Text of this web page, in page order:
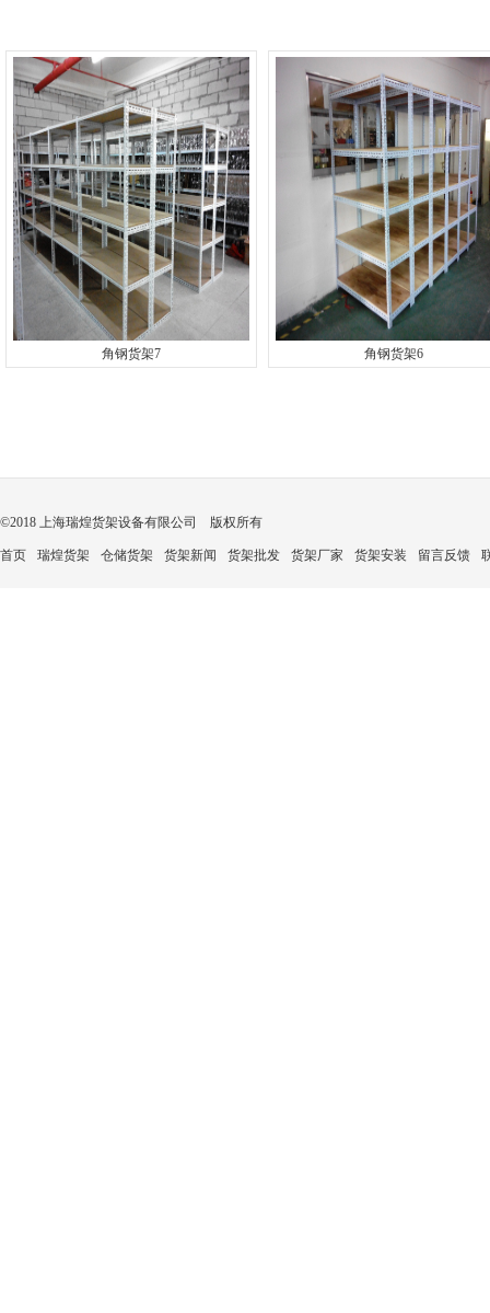
角钢货架7 角钢货架6
©2018 上海瑞煌货架设备有限公司 版权所有
首页 瑞煌货架 仓储货架 货架新闻 货架批发 货架厂家 货架安装 留言反馈